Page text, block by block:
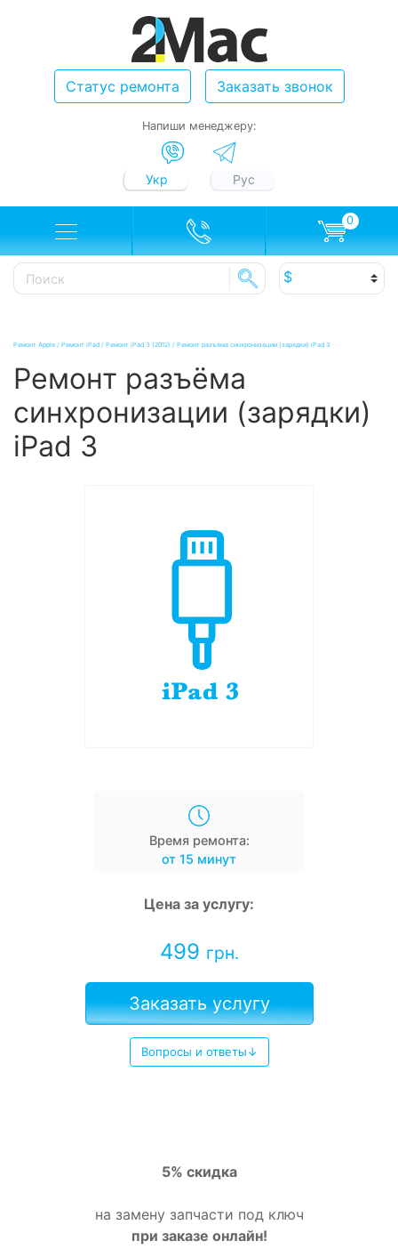
Статус ремонта Заказать звонок
Напиши менеджеру:
Укр Рус
0
Ремонт Apple / Ремонт iPad / Ремонт iPad 3 (2012) / Ремонт разъёма синхронизации (зарядки) iPad 3
Ремонт разъёма
синхронизации (зарядки)
iPad 3
Время ремонта:
от 15 минут
Цена за услугу:
499 грн.
Заказать услугу
Вопросы и ответы↓
5% скидка
на замену запчасти под ключ
при заказе онлайн!